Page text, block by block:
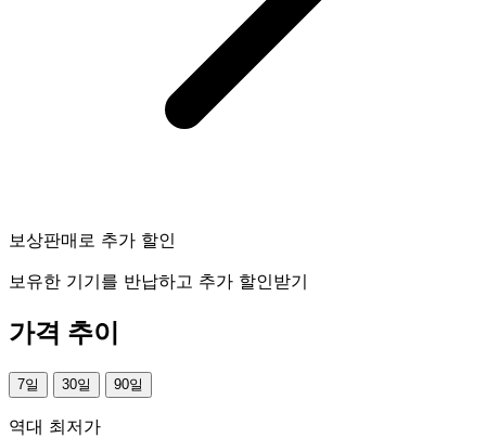
보상판매로 추가 할인
보유한 기기를 반납하고 추가 할인받기
가격 추이
7일 30일 90일
역대 최저가